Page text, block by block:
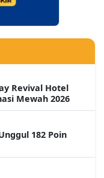
Revival Hotel
Mewah 2026
182 Poin